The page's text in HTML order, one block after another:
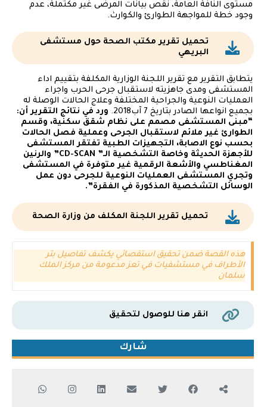
مستوى النافة العامة، نقص بيانات المرضى غير مكتملة، عدم
وجود خطة للمواجهة الطوارئ والكوارث.
تحميل تقرير مكتب الصحة حول مستشفى
البريهي
يتطابق التقرير مع تقرير اللجنة الوزارية المكلفة بتقييم اداء
المستشفى ومدى جاهزيته لاستقبال جرحى الحرب واجراء
العمليات النوعية والجراحية المختلفة وعلاج الحالات الوصلة له
بجميع انواعها الصادر بتاريخ 7 آب2018.
ورد في نتائج التقرير أن:
“مبنى المستشفى مصمم على نظام شقق سكنية، وقسم
الطوارئ غير ملائم لاستقبال الجرحى وعملية فصل الحالات
بحسب نوع الاصابة، التجهيزات الطبية تفتقر المستشفى
للأجهزة الحديثة وخاصة التشخصية الـ” CD-SCAN” والرنين
المغناطسي والأشعة الرقمية غير متوفرة في المستشفى
وتجري المستشفى العمليات النوعية للجرحى دون عمل
الوسائل التشخصية المذكورة في الفقرة”.
تحميل تقرير اللجنة المكلف من وزارة الصحة
هذه القصة ضمن تحقيق استقصائي يكشف تفاصيل بتر
الأطراف في مستشفيات في تعز مدعومة من مركز الملك
سلمان
انقر هنا للوصول لتحقيق
شارك